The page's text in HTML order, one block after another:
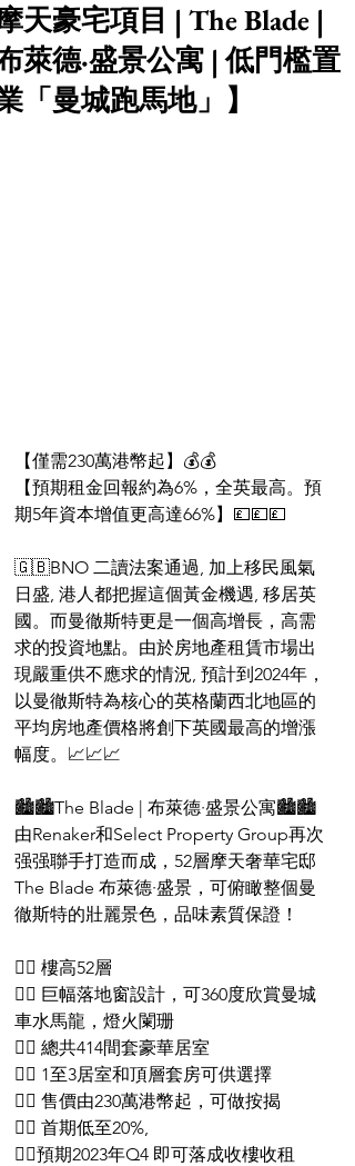
天豪宅項目 | The Blade |
萊德·盛景公寓 | 低門檻置
「曼城跑馬地」】
【僅需230萬港幣起】💰💰
【預期租金回報約為6%，全英最高。預
期5年資本增值更高達66%】💷💷💷
🇬🇧BNO 二讀法案通過, 加上移民風氣
日盛, 港人都把握這個黃金機遇, 移居英
國。而曼徹斯特更是一個高增長，高需
求的投資地點。由於房地產租賃市場出
現嚴重供不應求的情況, 預計到2024年，
以曼徹斯特為核心的英格蘭西北地區的
平均房地產價格將創下英國最高的增漲
幅度。📈📈📈
🏙️🏙️The Blade | 布萊德·盛景公寓🏙️🏙️
由Renaker和Select Property Group再次
强强聯手打造而成，52層摩天奢華宅邸
The Blade 布萊德·盛景，可俯瞰整個曼
徹斯特的壯麗景色，品味素質保證！
👍🏻 樓高52層
👍🏻 巨幅落地窗設計，可360度欣賞曼城
車水馬龍，燈火闌珊
👍🏻 總共414間套豪華居室
👍🏻 1至3居室和頂層套房可供選擇
👍🏻 售價由230萬港幣起，可做按揭
👍🏻 首期低至20%,
👍🏻預期2023年Q4 即可落成收樓收租